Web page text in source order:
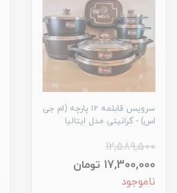
سرویس قابلمه ۱۲ پارچه (ام جی
اس) - گرانیتی مدل ایتالیا
12,589,500
17,300,000 تومان
ناموجود